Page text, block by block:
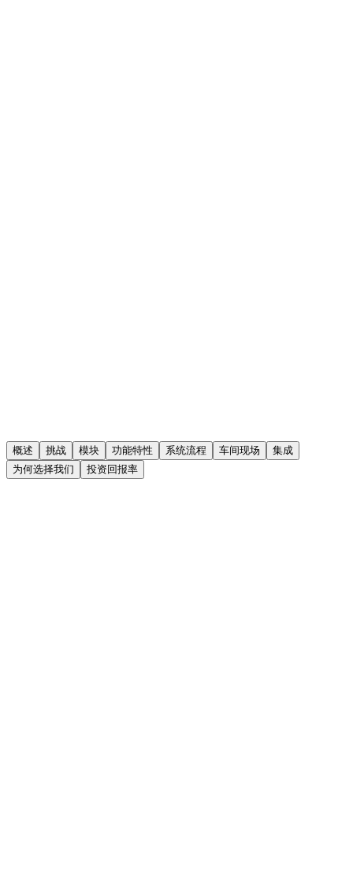
概述 挑战 模块 功能特性 系统流程 车间现场
集成
为何选择我们
投资回报率